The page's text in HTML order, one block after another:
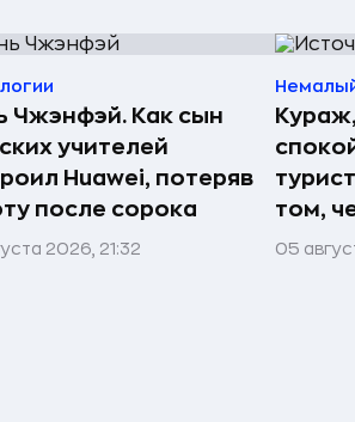
Чжэнфэй. Как сын
учителей
Huawei, потеряв
после сорока
2026, 21:32
том,
05